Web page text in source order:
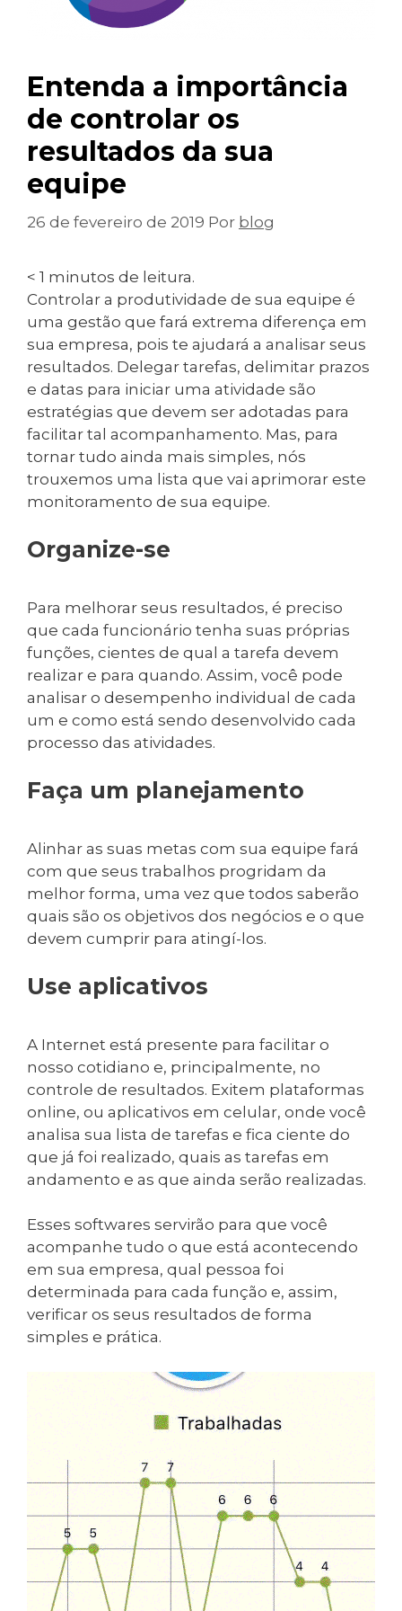
Entenda a importância
de controlar os
resultados da sua
equipe
26 de fevereiro de 2019 Por blog
< 1 minutos de leitura.
Controlar a produtividade de sua equipe é
uma gestão que fará extrema diferença em
sua empresa, pois te ajudará a analisar seus
resultados. Delegar tarefas, delimitar prazos
e datas para iniciar uma atividade são
estratégias que devem ser adotadas para
facilitar tal acompanhamento. Mas, para
tornar tudo ainda mais simples, nós
trouxemos uma lista que vai aprimorar este
monitoramento de sua equipe.
Organize-se
Para melhorar seus resultados, é preciso
que cada funcionário tenha suas próprias
funções, cientes de qual a tarefa devem
realizar e para quando. Assim, você pode
analisar o desempenho individual de cada
um e como está sendo desenvolvido cada
processo das atividades.
Faça um planejamento
Alinhar as suas metas com sua equipe fará
com que seus trabalhos progridam da
melhor forma, uma vez que todos saberão
quais são os objetivos dos negócios e o que
devem cumprir para atingí-los.
Use aplicativos
A Internet está presente para facilitar o
nosso cotidiano e, principalmente, no
controle de resultados. Exitem plataformas
online, ou aplicativos em celular, onde você
analisa sua lista de tarefas e fica ciente do
que já foi realizado, quais as tarefas em
andamento e as que ainda serão realizadas.
Esses softwares servirão para que você
acompanhe tudo o que está acontecendo
em sua empresa, qual pessoa foi
determinada para cada função e, assim,
verificar os seus resultados de forma
simples e prática.